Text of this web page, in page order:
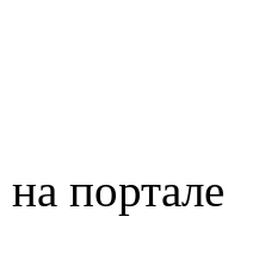
на портале